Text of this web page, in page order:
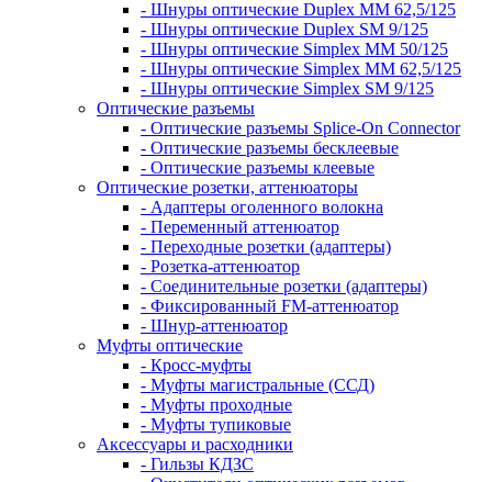
- Шнуры оптические Duplex MM 62,5/125
- Шнуры оптические Duplex SM 9/125
- Шнуры оптические Simplex MM 50/125
- Шнуры оптические Simplex MM 62,5/125
- Шнуры оптические Simplex SM 9/125
Оптические разъемы
- Оптические разъемы Splice-On Connector
- Оптические разъемы бесклеевые
- Оптические разъемы клеевые
Оптические розетки, аттенюаторы
- Адаптеры оголенного волокна
- Переменный аттенюатор
- Переходные розетки (адаптеры)
- Розетка-аттенюатор
- Соединительные розетки (адаптеры)
- Фиксированный FM-аттенюатор
- Шнур-аттенюатор
Муфты оптические
- Кросс-муфты
- Муфты магистральные (ССД)
- Муфты проходные
- Муфты тупиковые
Аксессуары и расходники
- Гильзы КДЗС